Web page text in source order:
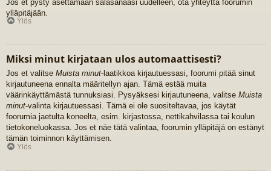
Jos et pysty asettamaan salasanaasi uudelleen, ota yhteyttä foorumin
ylläpitäjään.
Ylös
Miksi minut kirjataan ulos automaattisesti?
Jos et valitse Muista minut-laatikkoa kirjautuessasi, foorumi pitää sinut
kirjautuneena ennalta määritellyn ajan. Tämä estää muita
väärinkäyttämästä tunnuksiasi. Pysyäksesi kirjautuneena, valitse Muista
minut-valinta kirjautuessasi. Tämä ei ole suositeltavaa, jos käytät
foorumia jaetulta koneelta, esim. kirjastossa, nettikahvilassa tai koulun
tietokoneluokassa. Jos et näe tätä valintaa, foorumin ylläpitäjä on estänyt
tämän toiminnon käyttämisen.
Ylös